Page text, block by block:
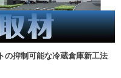
の抑制可能な冷蔵倉庫新工法